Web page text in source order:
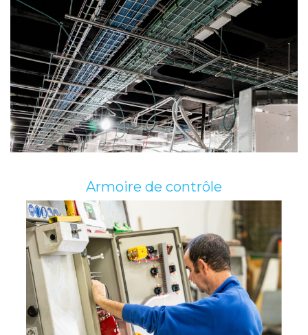
Armoire de contrôle